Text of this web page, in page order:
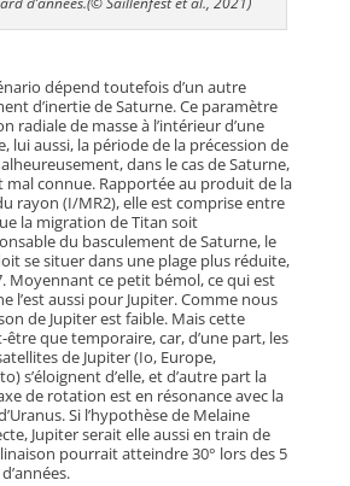
dépend toutefois d’un autre
d’inertie de Saturne. Ce paramètre
radiale de masse à l’intérieur d’une
lui aussi, la période de la précession de
dans le cas de Saturne,
mal connue. Rapportée au produit de la
rayon (I/MR2), elle est comprise entre
la migration de Titan soit
du basculement de Saturne, le
se situer dans une plage plus réduite,
Moyennant ce petit bémol, ce qui est
l’est aussi pour Jupiter. Comme nous
de Jupiter est faible. Mais cette
que temporaire, car, d’une part, les
de Jupiter (Io, Europe,
s’éloignent d’elle, et d’autre part la
de rotation est en résonance avec la
Si l’hypothèse de Melaine
Jupiter serait elle aussi en train de
pourrait atteindre 30° lors des 5